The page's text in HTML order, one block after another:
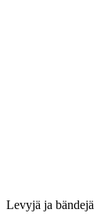
Levyjä ja bändejä